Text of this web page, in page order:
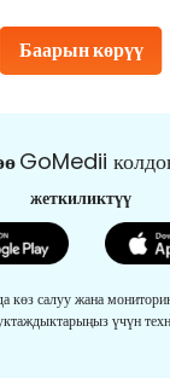
Баарын көрүү
GoMedii
жеткиликтүү
салуу жана
үчүн